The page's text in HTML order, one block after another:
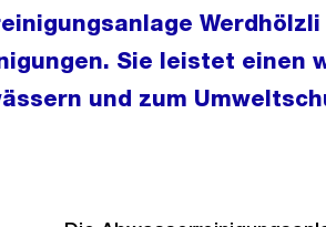
Sie leistet einen
und zum